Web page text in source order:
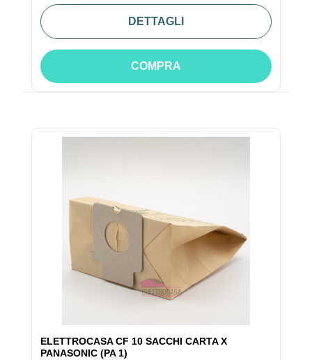
DETTAGLI
COMPRA
ELETTROCASA CF 10 SACCHI CARTA X
PANASONIC (PA 1)